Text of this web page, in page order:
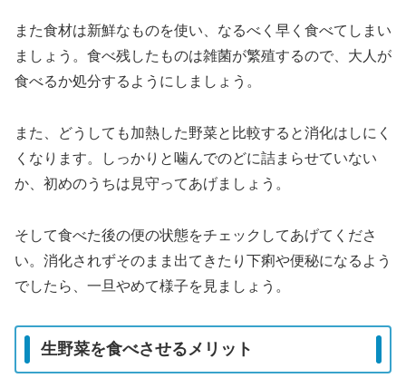
また食材は新鮮なものを使い、なるべく早く食べてしまい
ましょう。食べ残したものは雑菌が繁殖するので、大人が
食べるか処分するようにしましょう。
また、どうしても加熱した野菜と比較すると消化はしにく
くなります。しっかりと噛んでのどに詰まらせていない
か、初めのうちは見守ってあげましょう。
そして食べた後の便の状態をチェックしてあげてくださ
い。消化されずそのまま出てきたり下痢や便秘になるよう
でしたら、一旦やめて様子を見ましょう。
生野菜を食べさせるメリット